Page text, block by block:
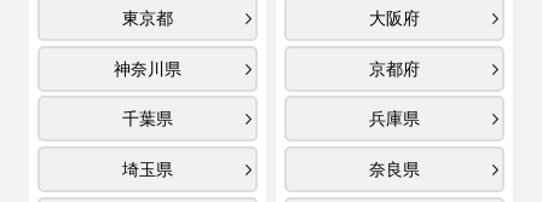
東京都
神奈川県
千葉県
埼玉県
大阪府
京都府
兵庫県
奈良県